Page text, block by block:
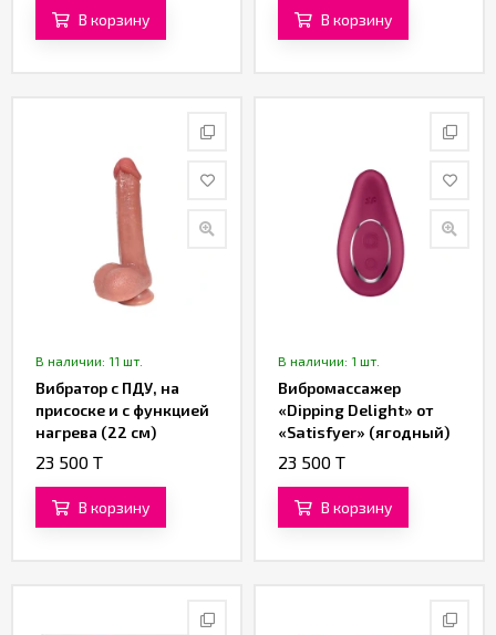
В корзину В корзину
В наличии: 11 шт.
Вибратор с ПДУ, на
присоске и с функцией
нагрева (22 см)
(коричневый)
23 500 T
В корзину
В наличии: 1 шт.
Вибромассажер
«Dipping Delight» от
«Satisfyer» (ягодный)
23 500 T
В корзину